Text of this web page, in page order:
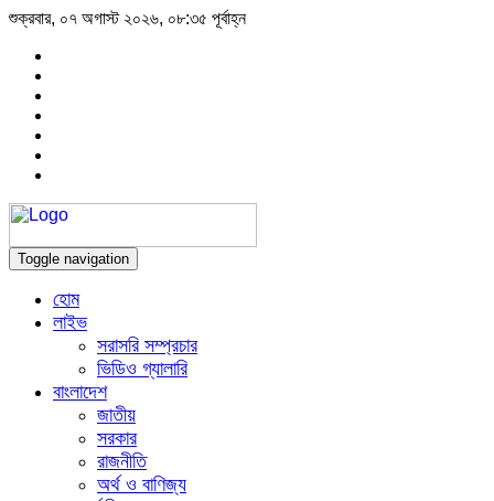
শুক্রবার, ০৭ অগাস্ট ২০২৬, ০৮:৩৫ পূর্বাহ্ন
Toggle navigation
হোম
লাইভ
সরাসরি সম্প্রচার
ভিডিও গ্যালারি
বাংলাদেশ
জাতীয়
সরকার
রাজনীতি
অর্থ ও বাণিজ্য